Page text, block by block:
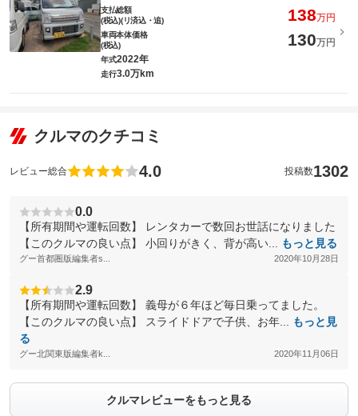
支払総額
(税込)(リ済込・追)
138万円
車両本体価格
(税込)
130万円
年式2022年
走行3.0万km
クルマのクチコミ
レビュー総合 4.0 投稿数1302
0.0
【所有期間や運転回数】 レンタカーで数回お世話になりました
【このクルマの良い点】 小回りがきく、背が高い...
もっと見る
グー首都圏版編集者s... 2020年10月28日
2.9
【所有期間や運転回数】 義母が６年ほど毎日乗ってました。
【このクルマの良い点】 スライドドアで子供、お年...
もっと見
る
グー北関東版編集者k... 2020年11月06日
クルマレビューをもっと見る